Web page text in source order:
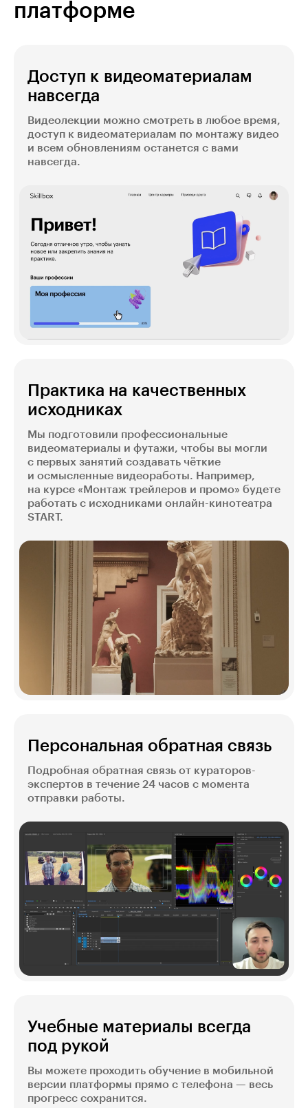
платформе
Доступ к видеоматериалам
навсегда
Видеолекции можно смотреть в любое время,
доступ к видеоматериалам по монтажу видео
и всем обновлениям останется с вами
навсегда.
Практика на качественных
исходниках
Мы подготовили профессиональные
видеоматериалы и футажи, чтобы вы могли
с первых занятий создавать чёткие
и осмысленные видеоработы. Например,
на курсе «Монтаж трейлеров и промо» будете
работать с исходниками онлайн-кинотеатра
START.
Персональная обратная связь
Подробная обратная связь от кураторов-
экспертов в течение 24 часов с момента
отправки работы.
Учебные материалы всегда
под рукой
Вы можете проходить обучение в мобильной
версии платформы прямо с телефона — весь
прогресс сохранится.